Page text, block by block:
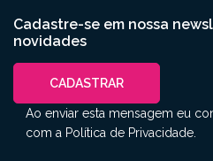
Cadastre-se em nossa
novidades
CADASTRAR
Ao enviar esta mensagem eu
com a Política de Privacidade